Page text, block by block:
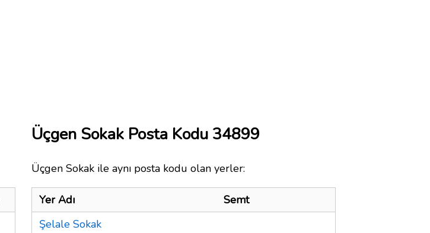
Üçgen Sokak Posta Kodu 34899
Üçgen Sokak ile aynı posta kodu olan yerler:
Yer Adı
Semt
Şelale Sokak